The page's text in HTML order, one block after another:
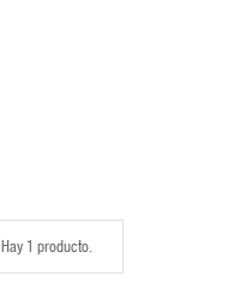
Hay 1 producto.